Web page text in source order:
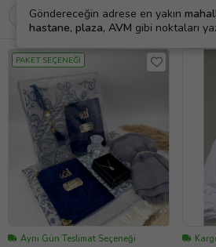
Göndereceğin adrese en yakın
hastane, plaza, AVM gibi noktaları
Filtrele Sırala
PAKET SEÇENEĞİ
Aynı Gün Teslimat Seçeneği